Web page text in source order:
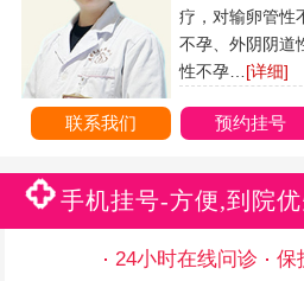
疗，对输卵管性
不孕、外阴阴道
性不孕… [详细]
联系我们 预约挂号
手机挂号-方便,到院优
24小时在线问诊
保